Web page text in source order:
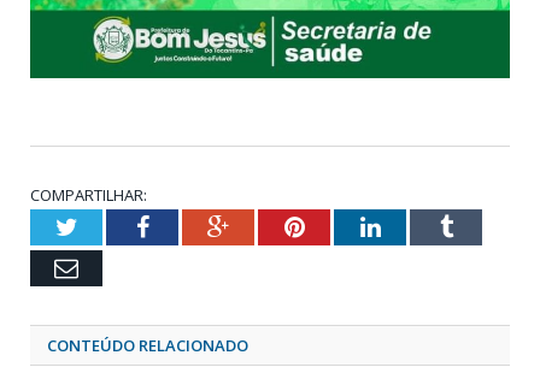
COMPARTILHAR:
TwitterFacebookGoogle+PinterestLinkedInTumblr
Email
CONTEÚDO RELACIONADO